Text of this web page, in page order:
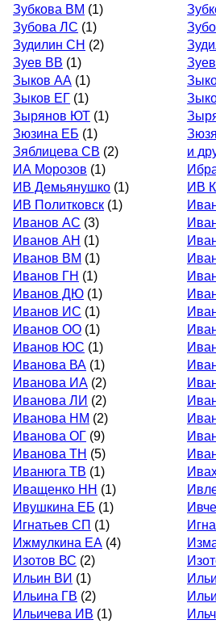
Зубкова ВМ (1)
Зубова ЛС (1)
Зудилин СН (2)
Зуев ВВ (1)
Зыков АА (1)
Зыков ЕГ (1)
Зырянов ЮТ (1)
Зюзина ЕБ (1)
Зяблицева СВ (2)
и
ИА Морозов (1)
ИВ Демьянушко (1)
ИВ
ИВ Политковск (1)
Иванов АС (3)
Иванов АН (1)
Иванов ВМ (1)
Иванов ГН (1)
Иванов ДЮ (1)
Иванов ИС (1)
Иванов ОО (1)
Иванов ЮС (1)
Иванова ВА (1)
Иванова ИА (2)
Иванова ЛИ (2)
Иванова НМ (2)
Иванова ОГ (9)
Иванова ТН (5)
Иванюга ТВ (1)
Иващенко НН (1)
Ивушкина ЕБ (1)
Игнатьев СП (1)
Ижмулкина ЕА (4)
Изотов ВС (2)
Ильин ВИ (1)
Ильина ГВ (2)
Ильичева ИВ (1)